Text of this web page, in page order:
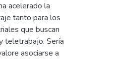
acelerado la
tanto para los
que buscan
teletrabajo. Sería
asociarse a